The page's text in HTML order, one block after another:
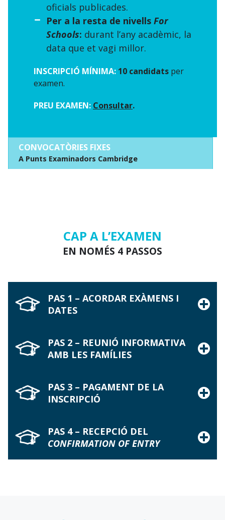
oficials publicades.
Per a la resta de nivells For
Schools: durant l’any acadèmic, la
data que et vagi millor.
INSCRIPCIÓ MÍNIMA: 10 candidats per
examen.
PREU EXAMEN: Consultar.
CONVOCATÒRIES FIXES
A Punts Examinadors Cambridge
CAP A L’EXAMEN
EN NOMÉS 4 PASSOS
PAS 1 – ACORDAR EXÀMENS I
DATES
PAS 2 – REUNIÓ INFORMATIVA
AMB LES FAMÍLIES
PAS 3 – PAGAMENT DE LA
INSCRIPCIÓ
PAS 4 – RECEPCIÓ DEL
CONFIRMATION OF ENTRY